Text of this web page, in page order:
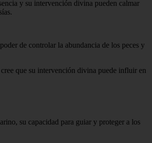
y su intervención divina pueden calmar
de controlar la abundancia de los peces y
que su intervención divina puede influir en
su capacidad para guiar y proteger a los